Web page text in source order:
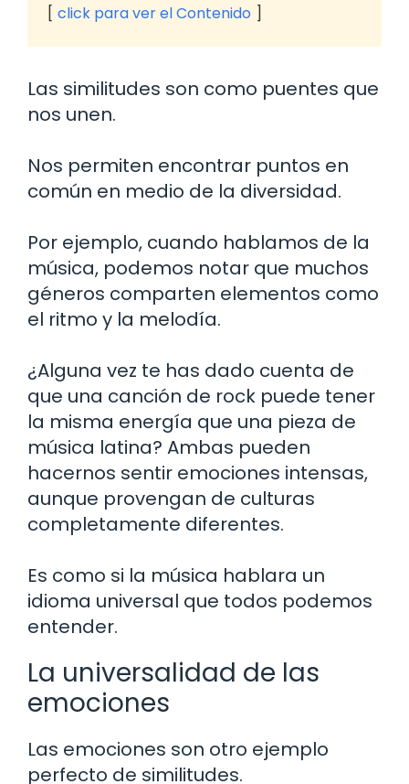
click para ver el Contenido
Las similitudes son como puentes que
nos unen.
Nos permiten encontrar puntos en
común en medio de la diversidad.
Por ejemplo, cuando hablamos de la
música, podemos notar que muchos
géneros comparten elementos como
el ritmo y la melodía.
¿Alguna vez te has dado cuenta de
que una canción de rock puede tener
la misma energía que una pieza de
música latina? Ambas pueden
hacernos sentir emociones intensas,
aunque provengan de culturas
completamente diferentes.
Es como si la música hablara un
idioma universal que todos podemos
entender.
La universalidad de las
emociones
Las emociones son otro ejemplo
perfecto de similitudes.